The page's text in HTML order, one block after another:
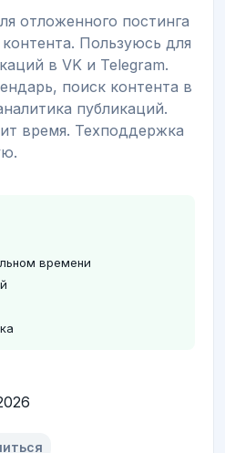
отложенного постинга
Пользуюсь для
в VK и Telegram.
поиск контента в
публикаций.
время. Техподдержка
времени